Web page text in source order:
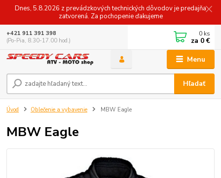
Dnes, 5.8.2026 z prevádzkových technických dôvodov je predajňa
zatvorená. Za pochopenie ďakujeme
Menu
Hľadať
+421 911 391 398
(Po-Pia, 8.30-17.00 hod.)
0 ks
za 0 €
Úvod Oblečenie a vybavenie MBW Eagle
MBW Eagle